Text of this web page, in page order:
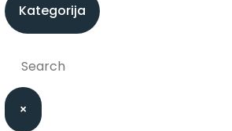
Kategorija
×